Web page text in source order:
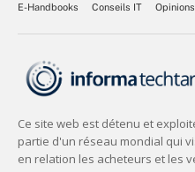
E-Handbooks Conseils IT Opinions